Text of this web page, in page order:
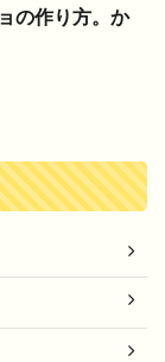
の作り方。か